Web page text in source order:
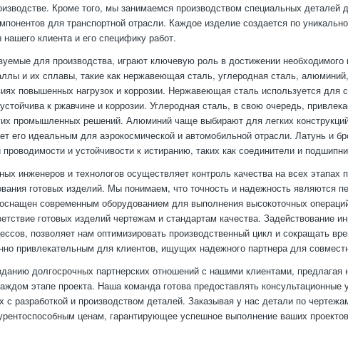
Кроме того, мы занимаемся производством специальных деталей
для транспортной отрасли. Каждое изделие создается по
клиента и его специфику работ.
для производства, играют ключевую роль в достижении
и их сплавы, такие как нержавеющая сталь, углеродная сталь,
повышенных нагрузок и коррозии. Нержавеющая сталь используется для
к ржавчине и коррозии. Углеродная сталь, в свою очередь,
промышленных решений. Алюминий чаще выбирают для легких
его идеальным для аэрокосмической и автомобильной отрасли. Латунь и
и устойчивости к истиранию, таких как соединители и
инженеров и технологов осуществляет контроль качества на всех этапах
готовых изделий. Мы понимаем, что точность и надежность являются
современным оборудованием для выполнения высокоточных
готовых изделий чертежам и стандартам качества. Задействование
позволяет нам оптимизировать производственный цикл и сокращать
привлекательным для клиентов, ищущих надежного партнера для
долгосрочных партнерских отношений с нашими клиентами, предлагая
этапе проекта. Наша команда готова предоставлять
с разработкой и производством деталей. Заказывая у нас детали по
ценам, гарантирующее успешное выполнение ваших